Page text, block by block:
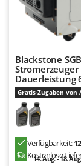
Blackstone
Stromerzeuger
Dauerleistung
Gratis-Zugaben von
Verfügbarkeit:
Kostenlose
14. Aug. - 18.